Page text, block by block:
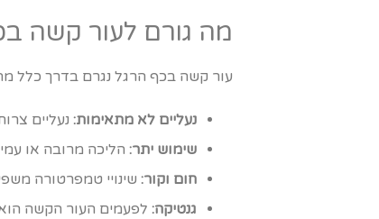
מה גורם לעור קשה
עור קשה בכף הרגל נגרם בדרך כלל
נעליים לא מתאימות: נעליים
שימוש יתר: הליכה מרובה או
חום וקור: שינויי טמפרטורה
גנטיקה: לפעמים העור הקשה